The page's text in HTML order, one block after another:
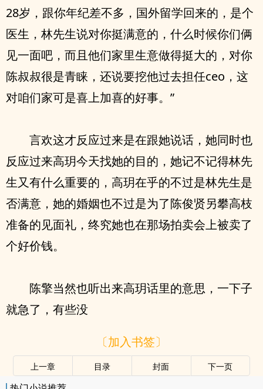
28岁，跟你年纪差不多，国外留学回来的，是个
医生，林先生说对你挺满意的，什么时候你们俩
见一面吧，而且他们家里生意做得挺大的，对你
陈叔叔很是青睐，还说要挖他过去担任ceo，这
对咱们家可是喜上加喜的好事。”
言欢这才反应过来是在跟她说话，她同时也
反应过来高玥今天找她的目的，她记不记得林先
生又有什么重要的，高玥在乎的不过是林先生是
否满意，她的婚姻也不过是为了陈俊贤另攀高枝
准备的见面礼，终究她也在那场拍卖会上被卖了
个好价钱。
陈擎当然也听出来高玥话里的意思，一下子
就急了，有些没
〔加入书签〕
上一章 目录 封面 下一页